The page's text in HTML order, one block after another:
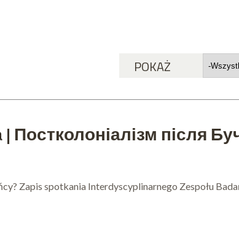
POKAŻ
Постколоніалізм після
Zapis spotkania Interdyscyplinarnego Zespołu